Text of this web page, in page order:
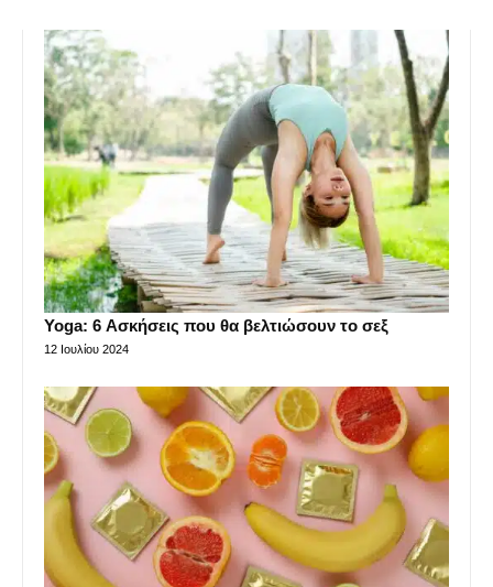
Yoga: 6 Ασκήσεις που θα βελτιώσουν το σεξ
12 Ιουλίου 2024